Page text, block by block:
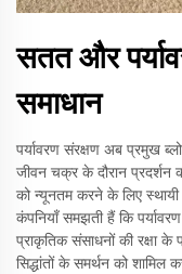
सतत और
समाधान
पर्यावरण संरक्षण अब प्रमुख
जीवन चक्र के दौरान प्रदर्शन
को न्यूनतम करने के लिए स्थायी
कंपनियाँ समझती हैं कि
प्राकृतिक संसाधनों की रक्षा के
सिद्धांतों के समर्थन को